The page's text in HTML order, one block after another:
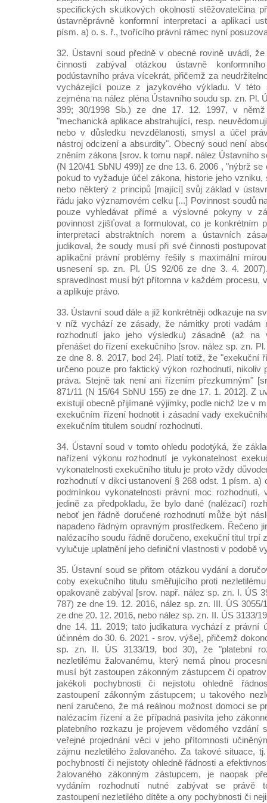
specifických skutkových okolností stěžovatelčina
ústavněprávně konformní interpretaci a aplikaci
písm. a) o. s. ř., tvořícího právní rámec nyní
32. Ústavní soud předně v obecné rovině uvádí,
činnosti zabýval otázkou ústavně
podústavního práva vícekrát, přičemž za
vycházející pouze z jazykového výkladu. V této
zejména na nález pléna Ústavního soudu sp. zn. Pl.
399; 30/1998 Sb.) ze dne 17. 12. 1997, v
"mechanická aplikace abstrahující, resp.
nebo v důsledku nevzdělanosti, smysl a účel
nástroj odcizení a absurdity". Obecný soud není
zněním zákona [srov. k tomu např. nález Ústavního
(N 120/41 SbNU 499)] ze dne 13. 6. 2006 , "nýbrž
pokud to vyžaduje účel zákona, historie jeho
nebo některý z principů [mající] svůj základ v
řádu jako významovém celku [...] Povinnost soudů
pouze vyhledávat přímé a výslovné pokyny v
povinnost zjišťovat a formulovat, co je konkrétním
interpretaci abstraktních norem a ústavních
judikoval, že soudy musí při své činnosti
aplikační právní problémy řešily s maximální
usnesení sp. zn. Pl. ÚS 92/06 ze dne 3. 4.
spravedlnost musí být přítomna v každém procesu,
a aplikuje právo.
33. Ústavní soud dále a již konkrétněji odkazuje na
v níž vychází ze zásady, že námitky proti vadám
rozhodnutí jako jeho výsledku) zásadně (až na
přenášet do řízení exekučního [srov. nález sp. zn.
ze dne 8. 8. 2017, bod 24]. Platí totiž, že "exekuční
určeno pouze pro faktický výkon rozhodnutí, nikoliv
práva. Stejně tak není ani řízením přezkumným"
871/11 (N 15/64 SbNU 155) ze dne 17. 1. 2012]. Z
existují obecně přijímané výjimky, podle nichž lze v
exekučním řízení hodnotit i zásadní vady
exekučním titulem soudní rozhodnutí.
34. Ústavní soud v tomto ohledu podotýká, že
nařízení výkonu rozhodnutí je vykonatelnost
vykonatelnosti exekučního titulu je proto vždy
rozhodnutí v dikci ustanovení § 268 odst. 1 písm. a)
podmínkou vykonatelnosti právní moc rozhodnutí,
jedině za předpokladu, že bylo dané (nalézací)
neboť jen řádně doručené rozhodnutí může být
napadeno řádným opravným prostředkem. Řečeno
nalézacího soudu řádně doručeno, exekuční titul trpí
vylučuje uplatnění jeho definiční vlastnosti v podobě
35. Ústavní soud se přitom otázkou vydání a
coby exekučního titulu směřujícího proti
opakovaně zabýval [srov. např. nález sp. zn. I. ÚS
787) ze dne 19. 12. 2016, nález sp. zn. III. ÚS 3055/
ze dne 20. 12. 2016, nebo nález sp. zn. II. ÚS 3133/
dne 14. 11. 2019; tato judikatura vychází z právní
účinném do 30. 6. 2021 - srov. výše], přičemž
sp. zn. II. ÚS 3133/19, bod 30), že "platební
nezletilému žalovanému, který nemá plnou
musí být zastoupen zákonným zástupcem či
jakékoli pochybnosti či nejistotu ohledně
zastoupení zákonným zástupcem; u takového
není zaručeno, že má reálnou možnost domoci se
nalézacím řízení a že případná pasivita jeho
platebního rozkazu je projevem vědomého vzdání
veřejné projednání věci v jeho přítomnosti
zájmu nezletilého žalovaného. Za takové situace,
pochybností či nejistoty ohledně řádnosti a
žalovaného zákonným zástupcem, je naopak
vydáním rozhodnutí nutné zabývat se právě
zastoupení nezletilého dítěte a ony pochybnosti či